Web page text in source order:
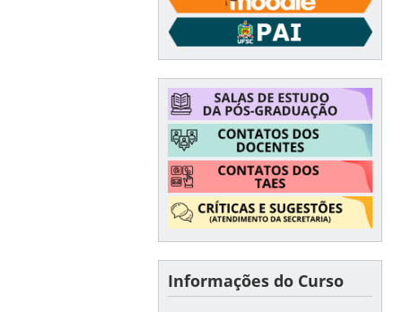
Informações do Curso